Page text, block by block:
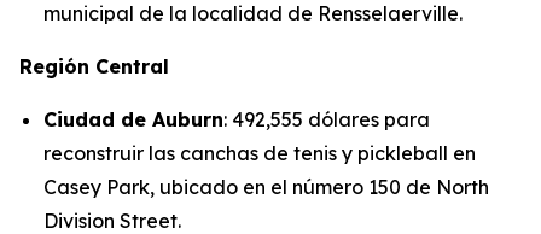
municipal de la localidad de Rensselaerville.
Región Central
Ciudad de Auburn: 492,555 dólares para
reconstruir las canchas de tenis y pickleball en
Casey Park, ubicado en el número 150 de North
Division Street.